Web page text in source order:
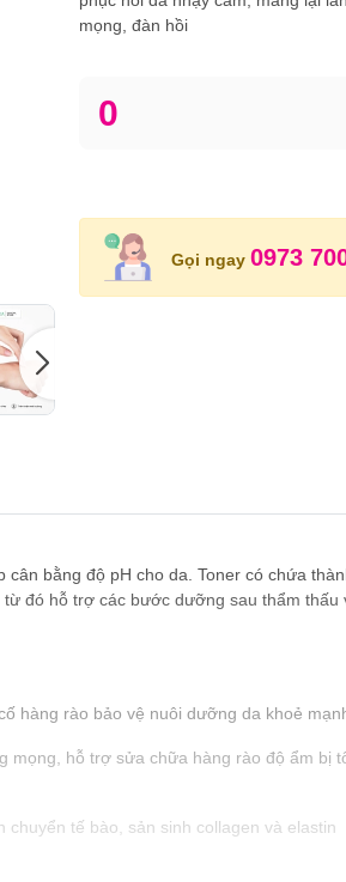
mọng, đàn hồi
0
Gọi ngay 0973
bằng độ pH cho da. Toner có chứa
đó hỗ trợ các bước dưỡng sau thẩm
hàng rào bảo vệ nuôi dưỡng da khoẻ
mọng, hỗ trợ sửa chữa hàng rào độ ẩm
tế bào, sản sinh collagen và elastin